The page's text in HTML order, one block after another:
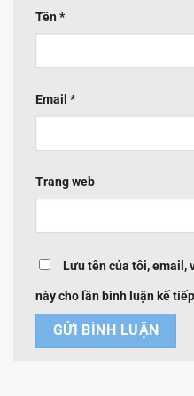
Tên *
Email *
Trang web
Lưu tên của tôi, email,
này cho lần bình luận kế